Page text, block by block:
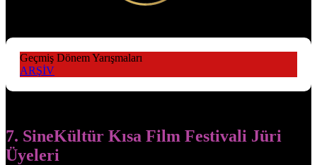
Geçmiş Dönem Yarışmaları
ARŞİV
7. SineKültür Kısa Film Festivali Jüri
Üyeleri